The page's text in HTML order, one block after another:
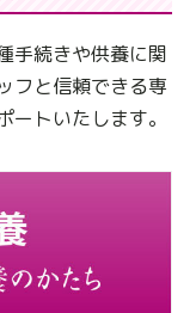
手続きや供養に関
フと信頼できる専
トいたします。